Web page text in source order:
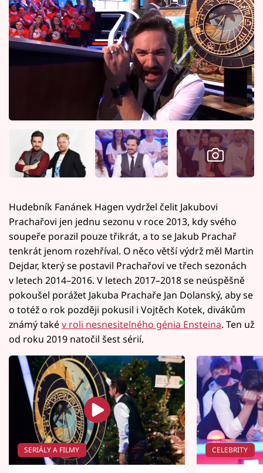
Hudebník Fanánek Hagen vydržel čelit Jakubovi
Prachařovi jen jednu sezonu v roce 2013, kdy svého
soupeře porazil pouze třikrát, a to se Jakub Prachař
tenkrát jenom rozehříval. O něco větší výdrž měl Martin
Dejdar, který se postavil Prachařovi ve třech sezonách
v letech 2014–2016. V letech 2017–2018 se neúspěšně
pokoušel porážet Jakuba Prachaře Jan Dolanský, aby se
o totéž o rok později pokusil i Vojtěch Kotek, divákům
známý takév roli nesnesitelného génia Ensteina. Ten už
od roku 2019 natočil šest sérií.
SERIÁLY A FILMY CELEBRITY